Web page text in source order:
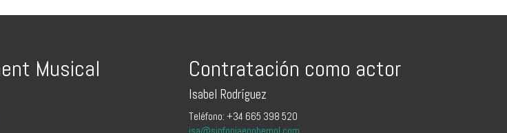
Musical Contratación como actor
Isabel Rodríguez
Teléfono: +34 665 398 520